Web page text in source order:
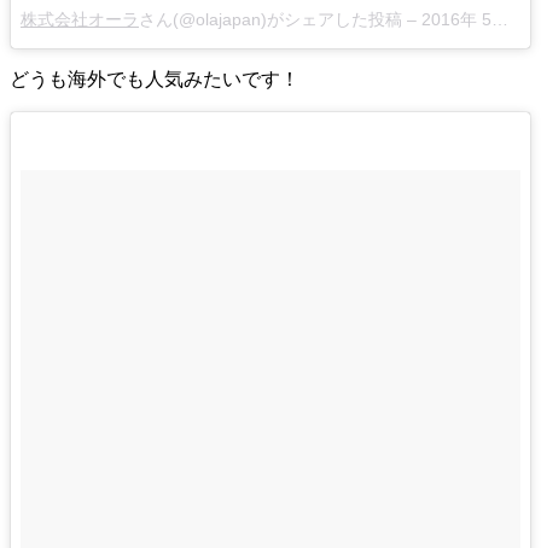
株式会社オーラ さん(@olajapan)がシェアした投稿 – 2016年 5月月2日午前2時35分PDT
どうも海外でも人気みたいです！